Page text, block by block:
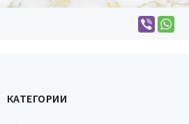
КАТЕГОРИИ